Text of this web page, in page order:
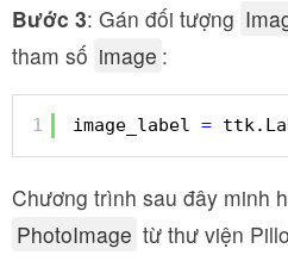
Bước 3: Gán đối tượng
tham số image :
1 image_label =
Chương trình sau đây minh
PhotoImage từ thư viện